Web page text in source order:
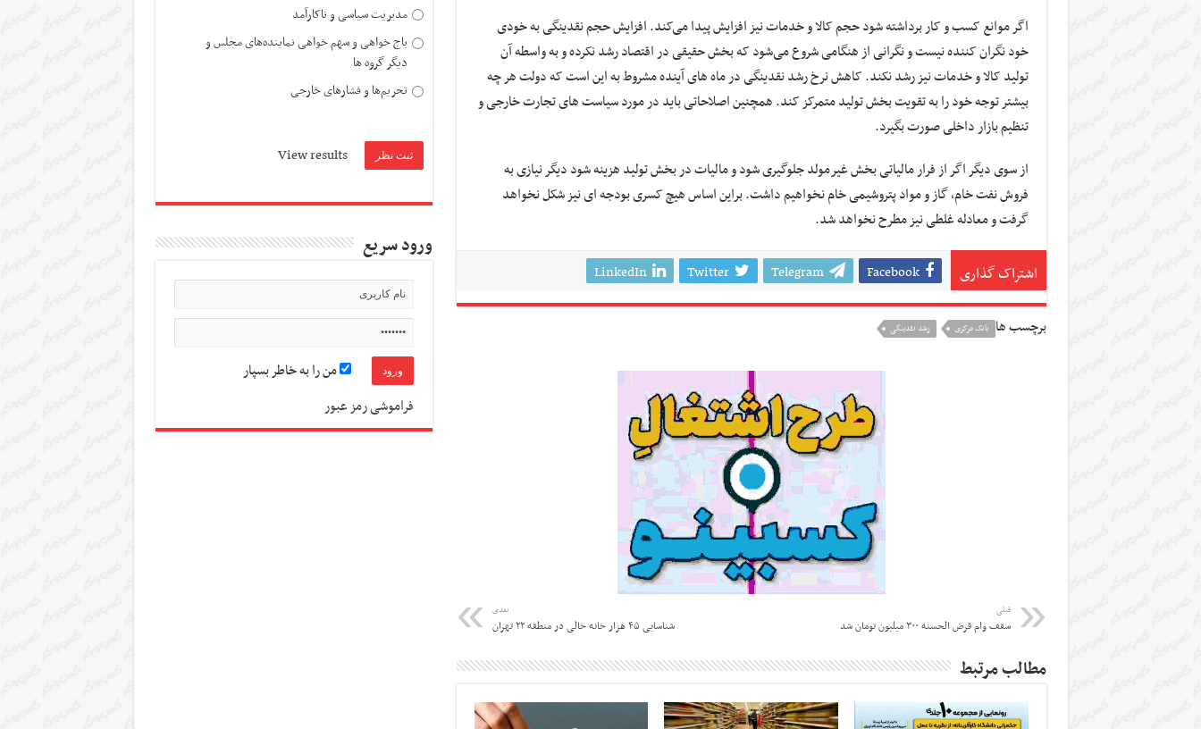
اگر موانع کسب و کار برداشته شود حجم کالا و خدمات نیز افزایش پیدا می‌کند. افزایش حجم نقدینگی به خودی
خود نگران کننده نیست و نگرانی از هنگامی شروع می‌شود که بخش حقیقی در اقتصاد رشد نکرده و به واسطه آن
تولید کالا و خدمات نیز رشد نکند. کاهش نرخ رشد نقدینگی در ماه های آینده مشروط به این است که دولت هر چه
بیشتر توجه خود را به تقویت بخش تولید متمرکز کند. همچنین اصلاحاتی باید در مورد سیاست های تجارت خارجی و
تنظیم بازار داخلی صورت بگیرد.
از سوی دیگر اگر از فرار مالیاتی بخش غیرمولد جلوگیری شود و مالیات در بخش تولید هزینه شود دیگر نیازی به
فروش نفت خام، گاز و مواد پتروشیمی خام نخواهیم داشت. براین اساس هیچ کسری بودجه ای نیز شکل نخواهد
گرفت و معادله غلطی نیز مطرح نخواهد شد.
اشتراک گذاری Facebook
Telegram
Twitter
LinkedIn
برچسب ها بانک مرکزی رشد نقدینگی
قبلی
سقف وام قرض الحسنه ۳۰۰ میلیون تومان شد
بعدی
شناسایی ۴۵ هزار خانه خالی در منطقه ۲۲ تهران
مطالب مرتبط
مدیریت سیاسی و ناکارآمد
باج خواهی و سهم خواهی نماینده‌های مجلس و
دیگر گروه ها
تحریم‌ها و فشارهای خارجی
View results
ورود سریع
من را به خاطر بسپار
فراموشی رمز عبور